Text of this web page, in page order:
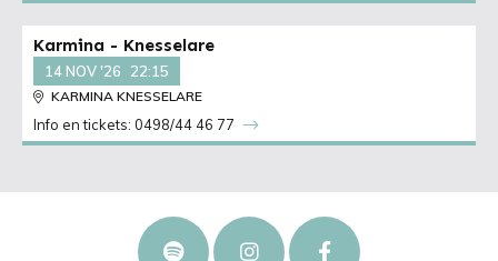
Karmina - Knesselare
14 NOV '26 22:15
KARMINA KNESSELARE
Info en tickets: 0498/44 46 77